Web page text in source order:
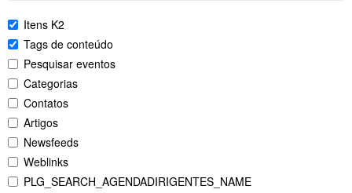
Itens K2
Tags de conteúdo
Pesquisar eventos
Categorias
Contatos
Artigos
Newsfeeds
Weblinks
PLG_SEARCH_AGENDADIRIGENTES_NAME